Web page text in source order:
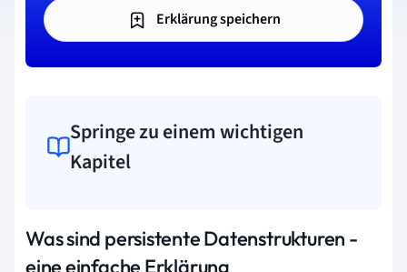
Erklärung speichern
Springe zu einem wichtigen
Kapitel
Was sind persistente Datenstrukturen -
eine einfache Erklärung